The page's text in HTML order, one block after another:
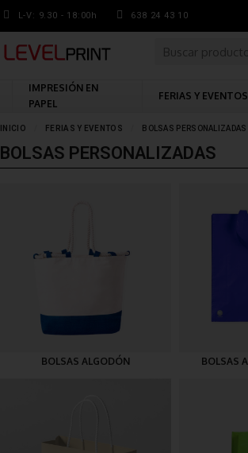
L-V: 9.30 - 18:00h 638 24 43 10
IMPRESIÓN EN
PAPEL
FERIAS Y EVENTOS
INICIO FERIAS Y EVENTOS BOLSAS PERSONALIZADAS
BOLSAS PERSONALIZADAS
BOLSAS ALGODÓN BOLSAS